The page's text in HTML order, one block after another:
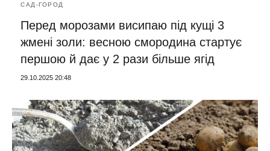
САД-ГОРОД
Перед морозами висипаю під кущі 3
жмені золи: весною смородина стартує
першою й дає у 2 рази більше ягід
29.10.2025 20:48